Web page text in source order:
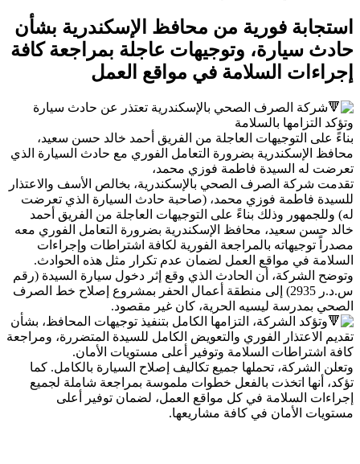
استجابة فورية من محافظ الإسكندرية بشأن
حادث سيارة، وتوجيهات عاجلة بمراجعة كافة
إجراءات السلامة في مواقع العمل
شركة الصرف الصحي بالإسكندرية تعتذر عن حادث سيارة
وتؤكد التزامها بالسلامة
بناءً على التوجيهات العاجلة من الفريق أحمد خالد حسن سعيد،
محافظ الإسكندرية بضرورة التعامل الفوري مع حادث السيارة الذي
تعرضت له السيدة فاطمة فوزي محمد،
تقدمت شركة الصرف الصحي بالإسكندرية، بخالص الأسف والاعتذار
للسيدة فاطمة فوزي محمد، (صاحبة حادث السيارة الذي تعرضت
له) وللجمهور وذلك بناءً على التوجيهات العاجلة من الفريق أحمد
خالد حسن سعيد، محافظ الإسكندرية بضرورة التعامل الفوري معه
مصدراً توجيهاته بالمراجعة الفورية لكافة اشتراطات وإجراءات
السلامة في مواقع العمل لضمان عدم تكرار مثل هذه الحوادث.
وتوضح الشركة، أن الحادث الذي وقع إثر دخول سيارة السيدة (رقم
س.د.ر 2935) إلى منطقة أعمال الحفر بمشروع إصلاح خط الصرف
الصحي بمدرسة ليسيه الحرية، كان غير مقصود.
وتؤكد الشركة، التزامها الكامل بتنفيذ توجيهات المحافظ، بشأن
تقديم الاعتذار الفوري والتعويض الكامل للسيدة المتضررة، ومراجعة
كافة اشتراطات السلامة وتوفير أعلى مستويات الأمان.
وتعلن الشركة، تحملها جميع تكاليف إصلاح السيارة بالكامل. كما
تؤكد، أنها اتخذت بالفعل خطوات ملموسة بمراجعة شاملة لجميع
إجراءات السلامة في كل مواقع العمل، لضمان توفير أعلى
مستويات الأمان في كافة مشاريعها.